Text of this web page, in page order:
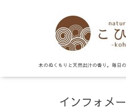
木のぬくもりと天然出汁の香り。毎日
インフォメ